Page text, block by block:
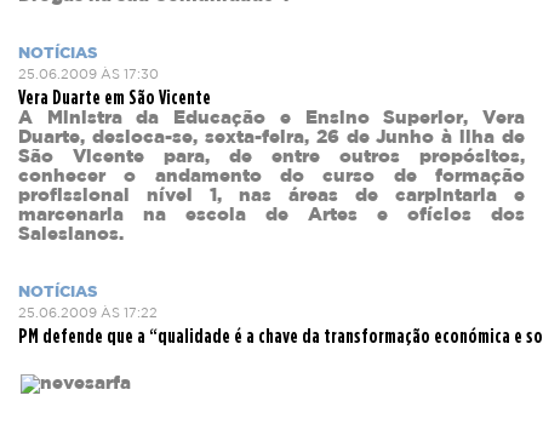
NOTÍCIAS
25.06.2009 ÀS 17:30
Vera Duarte em São Vicente
A Ministra da Educação e Ensino Superior, Vera
Duarte, desloca-se, sexta-feira, 26 de Junho à ilha de
São Vicente para, de entre outros propósitos,
conhecer o andamento do curso de formação
profissional nível 1, nas áreas de carpintaria e
marcenaria na escola de Artes e ofícios dos
Salesianos.
NOTÍCIAS
25.06.2009 ÀS 17:22
PM defende que a “qualidade é a chave da transformação económica e